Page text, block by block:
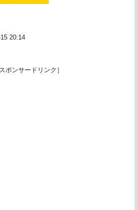
20:14
スポンサードリンク］